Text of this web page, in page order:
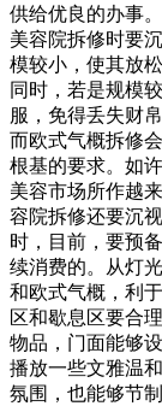
供给优良的办事
美容院拆修时要
模较小，使其放
同时，若是规模
服，免得丢失财
而欧式气概拆修
根基的要求。如
美容市场所作越
容院拆修还要沉
时，目前，要预
续消费的。从灯
和欧式气概，利
区和歇息区要合
物品，门面能够
播放一些文雅温
氛围，也能够节